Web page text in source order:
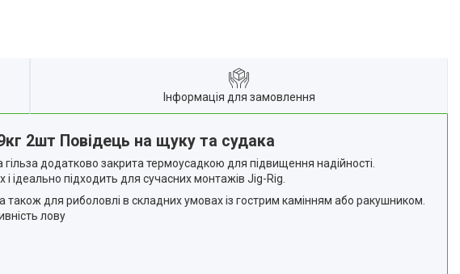
Інформація для замовлення
2шт Повідець на щуку та судака
додатково закрита термоусадкою для підвищення надійності.
ідеально підходить для сучасних монтажів Jig-Rig.
для риболовлі в складних умовах із гострим камінням або ракушником.
лову